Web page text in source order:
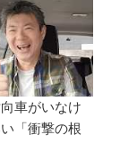
車がいなけ
「衝撃の根